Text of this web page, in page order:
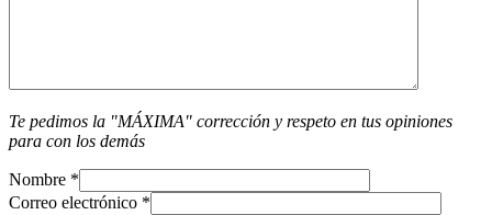
Te pedimos la "MÁXIMA" corrección y respeto en tus opiniones
para con los demás
Nombre *
Correo electrónico *